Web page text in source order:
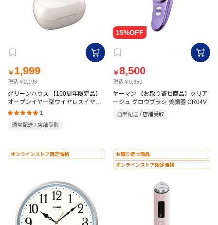
￥ 1,999
税込￥2,198
グリーンハウス 【100周年限定品】
オープンイヤー型ワイヤレスイヤホ
ン SBC AAC GH-OWSCMR-WH
1
通常配送 / 店舗受取
￥8,500
税込￥9,350
ヤーマン 【お取り寄せ商品】クリア
ージュ グロウブラシ 美顔器 CR04V
通常配送 / 店舗受取
オンラインストア限定価格
お取り寄せ商品
オンラインストア限定価格